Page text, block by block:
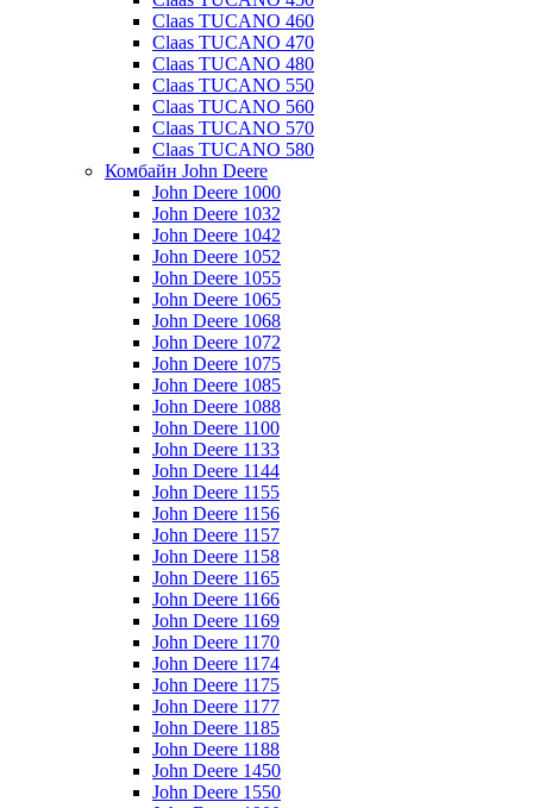
Claas TUCANO 460
Claas TUCANO 470
Claas TUCANO 480
Claas TUCANO 550
Claas TUCANO 560
Claas TUCANO 570
Claas TUCANO 580
Комбайн John Deere
John Deere 1000
John Deere 1032
John Deere 1042
John Deere 1052
John Deere 1055
John Deere 1065
John Deere 1068
John Deere 1072
John Deere 1075
John Deere 1085
John Deere 1088
John Deere 1100
John Deere 1133
John Deere 1144
John Deere 1155
John Deere 1156
John Deere 1157
John Deere 1158
John Deere 1165
John Deere 1166
John Deere 1169
John Deere 1170
John Deere 1174
John Deere 1175
John Deere 1177
John Deere 1185
John Deere 1188
John Deere 1450
John Deere 1550